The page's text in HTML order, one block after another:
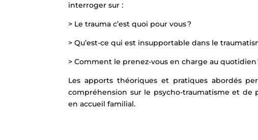
interroger sur :
> Le trauma c’est quoi pour vous ?
> Qu’est-ce qui est insupportable dans le
> Comment le prenez-vous en charge au quotidien
Les apports théoriques et pratiques abordés
compréhension sur le psycho-traumatisme et de
en accueil familial.